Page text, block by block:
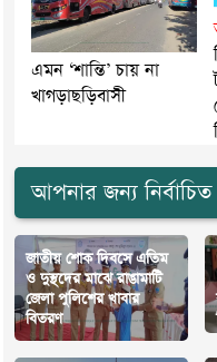
এমন ‘শান্তি’ চায় না
খাগড়াছড়িবাসী
আপনার জন্য নির্বাচিত
জাতীয় শোক দিবসে এতিম
ও দুস্থদের মাঝে রাঙামাটি
জেলা পুলিশের খাবার
বিতরণ